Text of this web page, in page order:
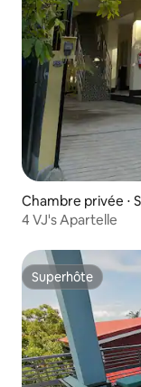
Chambre privée ⋅
4 VJ's Apartelle
Superhôte
Superhôte